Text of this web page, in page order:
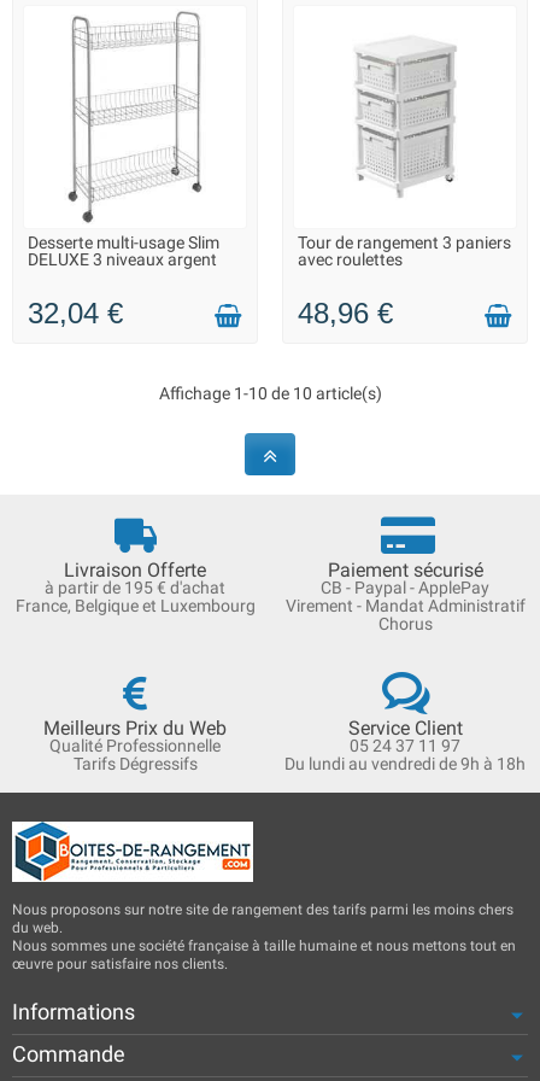
LIVRAISON 2 À 3 JOURS
Desserte multi-usage Slim
DELUXE 3 niveaux argent
32,04 €
LIVRAISON 2 À 3 JOURS
Tour de rangement 3 paniers
avec roulettes
48,96 €
Affichage 1-10 de 10 article(s)
Livraison Offerte
à partir de 195 € d'achat
France, Belgique et Luxembourg
Paiement sécurisé
CB - Paypal - ApplePay
Virement - Mandat Administratif
Chorus
Meilleurs Prix du Web
Qualité Professionnelle
Tarifs Dégressifs
Service Client
05 24 37 11 97
Du lundi au vendredi de 9h à 18h
Nous proposons sur notre site de rangement des tarifs parmi les moins chers
du web.
Nous sommes une société française à taille humaine et nous mettons tout en
œuvre pour satisfaire nos clients.
Informations
Commande